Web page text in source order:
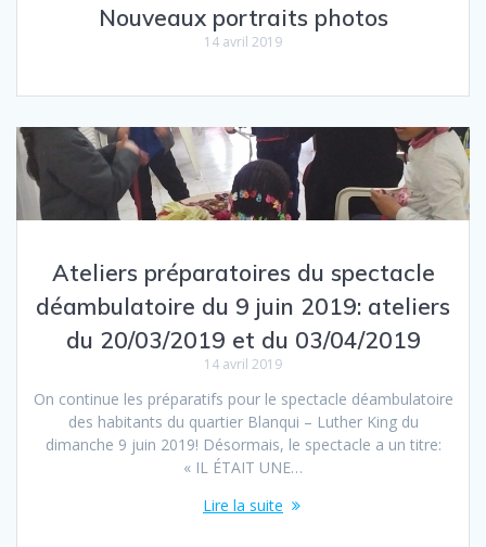
Nouveaux portraits photos
14 avril 2019
Ateliers préparatoires du spectacle
déambulatoire du 9 juin 2019: ateliers
du 20/03/2019 et du 03/04/2019
14 avril 2019
On continue les préparatifs pour le spectacle déambulatoire
des habitants du quartier Blanqui – Luther King du
dimanche 9 juin 2019! Désormais, le spectacle a un titre:
« IL ÉTAIT UNE…
Lire la suite